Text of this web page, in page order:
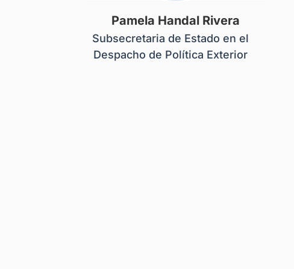
Pamela Handal Rivera
Subsecretaria de Estado en el
Despacho de Política Exterior